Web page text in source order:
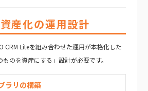
産化の運用設計
CRM Liteを組み合わせた運用が本格化した
のを資産にする」設計が必要です。
ラリの構築